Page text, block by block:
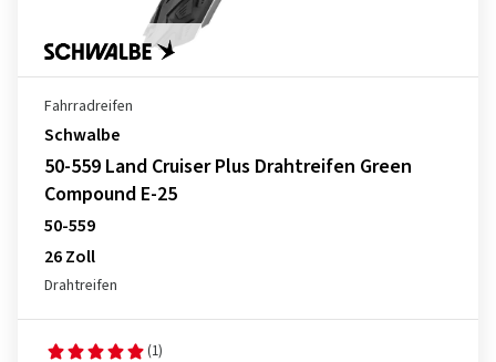
Fahrradreifen
Schwalbe
50-559 Land Cruiser Plus Drahtreifen Green
Compound E-25
50-559
26 Zoll
Drahtreifen
(1)